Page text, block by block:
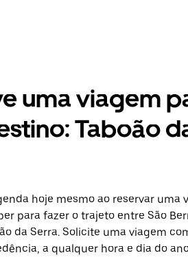
uma viagem
Taboão
hoje mesmo ao reservar uma
para fazer o trajeto entre São
da Serra. Solicite uma viagem
a qualquer hora e dia do